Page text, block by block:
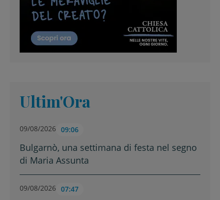
Ultim'Ora
09/08/2026 09:06
Bulgarnò, una settimana di festa nel segno
di Maria Assunta
09/08/2026 07:47